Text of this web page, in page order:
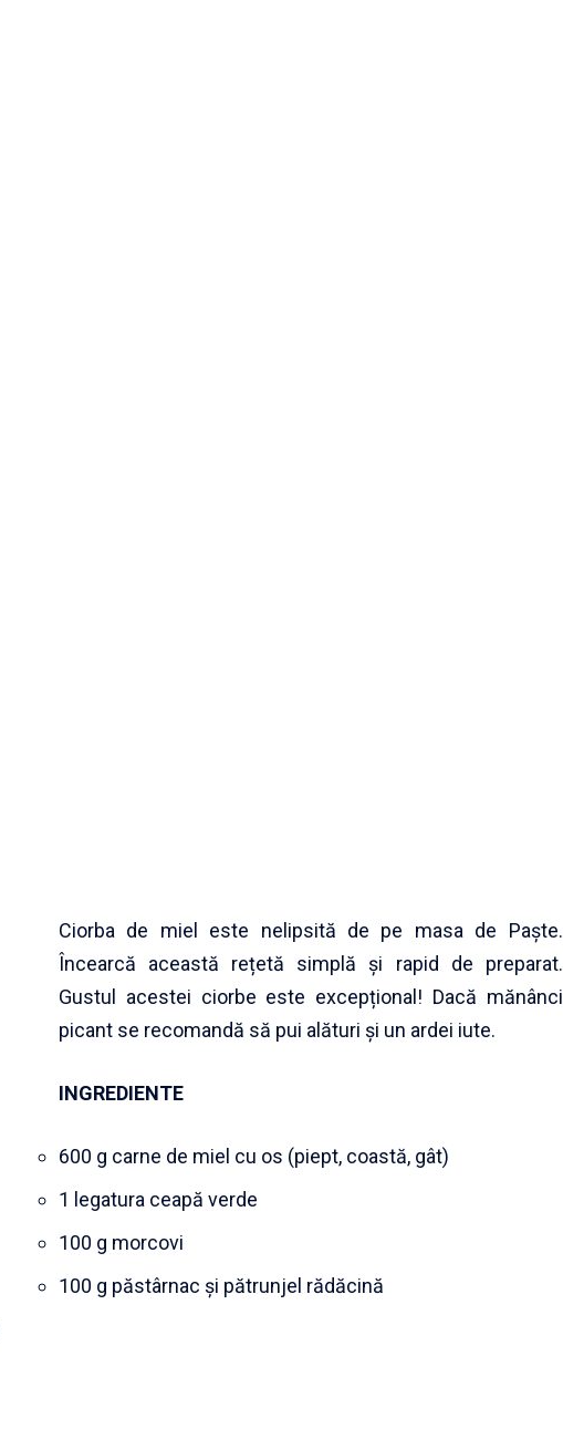
Ciorba de miel este nelipsită de pe masa de Paște.
Încearcă această rețetă simplă și rapid de preparat.
Gustul acestei ciorbe este excepțional! Dacă mănânci
picant se recomandă să pui alături și un ardei iute.
INGREDIENTE
600 g carne de miel cu os (piept, coastă, gât)
1 legatura ceapă verde
100 g morcovi
100 g păstârnac şi pătrunjel rădăcină